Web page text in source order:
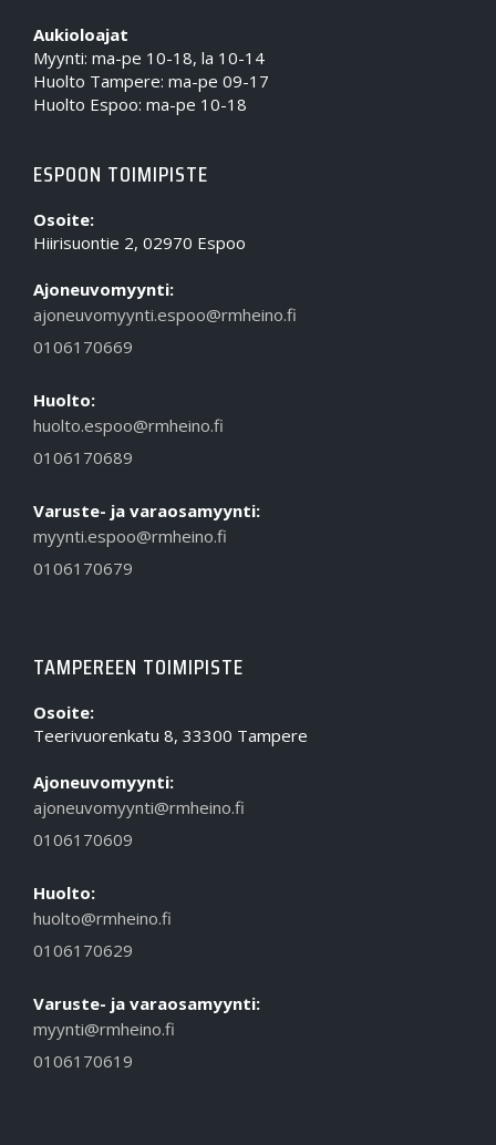
Aukioloajat
Myynti: ma-pe 10-18, la 10-14
Huolto Tampere: ma-pe 09-17
Huolto Espoo: ma-pe 10-18
ESPOON TOIMIPISTE
Osoite:
Hiirisuontie 2, 02970 Espoo
Ajoneuvomyynti:
ajoneuvomyynti.espoo@rmheino.fi
0106170669
Huolto:
huolto.espoo@rmheino.fi
0106170689
Varuste- ja varaosamyynti:
myynti.espoo@rmheino.fi
0106170679
TAMPEREEN TOIMIPISTE
Osoite:
Teerivuorenkatu 8, 33300 Tampere
Ajoneuvomyynti:
ajoneuvomyynti@rmheino.fi
0106170609
Huolto:
huolto@rmheino.fi
0106170629
Varuste- ja varaosamyynti:
myynti@rmheino.fi
0106170619